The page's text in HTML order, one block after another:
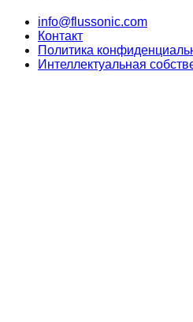
info@flussonic.com
Контакт
Политика
Интеллектуальная